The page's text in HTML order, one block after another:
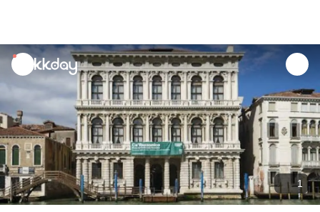
unread
notifications
1